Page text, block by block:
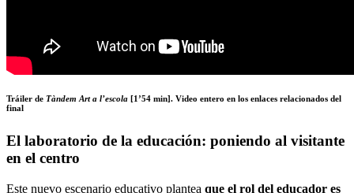
Tráiler de Tàndem Art a l’escola [1’54 min]. Video entero en los enlaces relacionados del
final
El laboratorio de la educación: poniendo al visitante
en el centro
Este nuevo escenario educativo plantea que el rol del educador es